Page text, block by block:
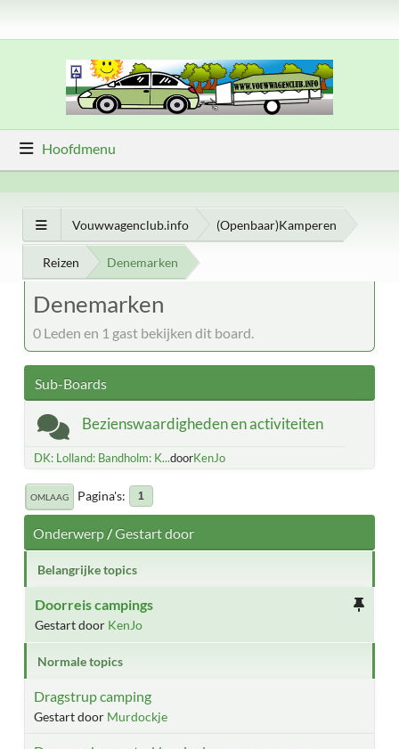
Hoofdmenu
Vouwwagenclub.info (Openbaar)Kamperen
Reizen Denemarken
Denemarken
0 Leden en 1 gast bekijken dit board.
Sub-Boards
Bezienswaardigheden en activiteiten
DK: Lolland: Bandholm: K...doorKenJo
OMLAAG Pagina's 1
Onderwerp/Gestart door
Belangrijke topics
Doorreis campings
Gestart door KenJo
Normale topics
Dragstrup camping
Gestart door Murdockje